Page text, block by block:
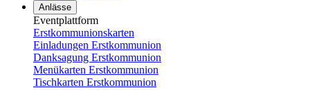
Anlässe
Eventplattform
Erstkommunionskarten
Einladungen Erstkommunion
Danksagung Erstkommunion
Menükarten Erstkommunion
Tischkarten Erstkommunion